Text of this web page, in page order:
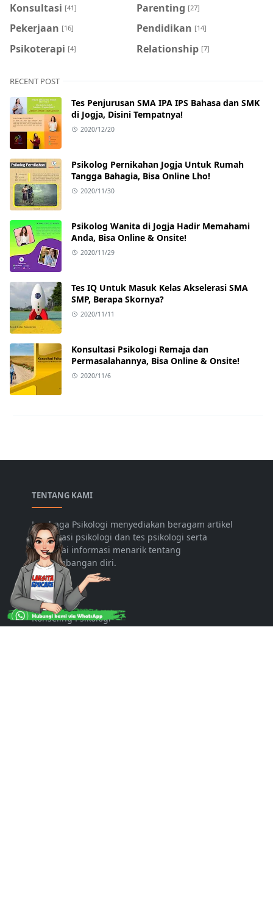
Konsultasi [41] Parenting [27]
Pekerjaan [16] Pendidikan [14]
Psikoterapi [4] Relationship [7]
RECENT POST
Tes Penjurusan SMA IPA IPS Bahasa dan SMK
di Jogja, Disini Tempatnya!
2020/12/20
Psikolog Pernikahan Jogja Untuk Rumah
Tangga Bahagia, Bisa Online Lho!
2020/11/30
Psikolog Wanita di Jogja Hadir Memahami
Anda, Bisa Online & Onsite!
2020/11/29
Tes IQ Untuk Masuk Kelas Akselerasi SMA
SMP, Berapa Skornya?
2020/11/11
Konsultasi Psikologi Remaja dan
Permasalahannya, Bisa Online & Onsite!
2020/11/6
TENTANG KAMI
Lembaga Psikologi menyediakan beragam artikel
konsultasi psikologi dan tes psikologi serta
berbagai informasi menarik tentang
pengembangan diri.
LAYANAN
Konseling Psikologi